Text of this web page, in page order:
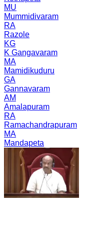
MU
Mummidivaram
RA
Razole
KG
K Gangavaram
MA
Mamidikuduru
GA
Gannavaram
AM
Amalapuram
RA
Ramachandrapuram
MA
Mandapeta